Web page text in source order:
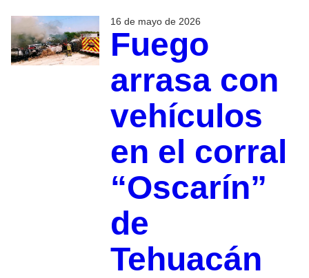
16 de mayo de 2026
Fuego
arrasa con
vehículos
en el corral
“Oscarín”
de
Tehuacán